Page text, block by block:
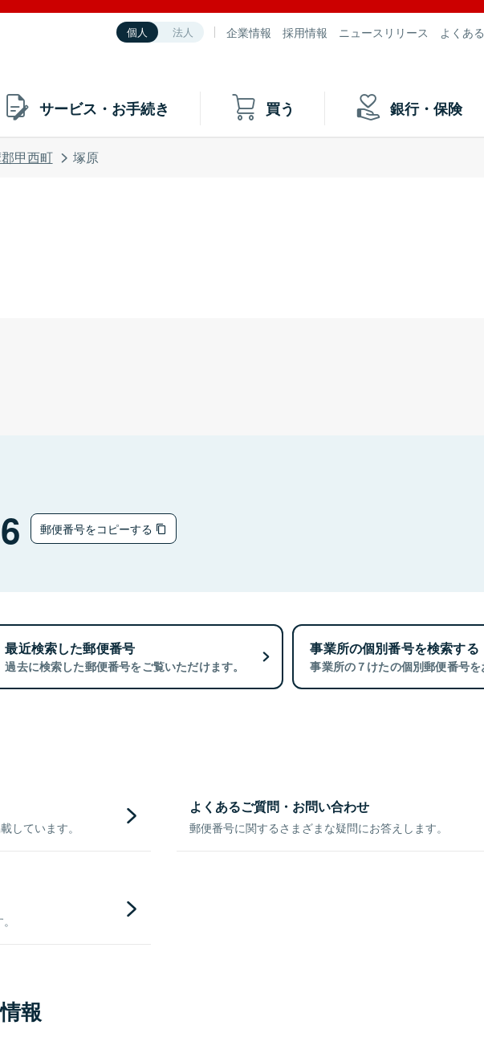
個人 法人 企業情報 採用情報 ニュースリリース よくあ
サービス・お手続き 買う 銀行・保険
甲西町 塚原
郵便番号をコピーする
最近検索した郵便番号
過去に検索した郵便番号をご覧いただけます。
事業所の個別番号を検索する
事業所の７けたの個別郵便番号を
しています。
よくあるご質問・お問い合わせ
郵便番号に関するさまざまな疑問にお答えします。
報